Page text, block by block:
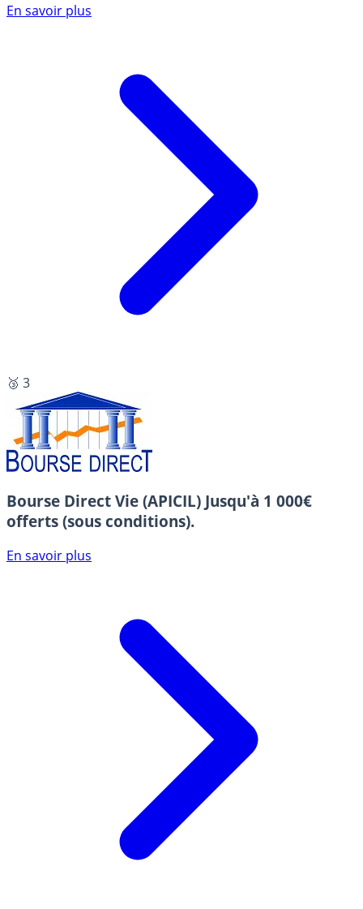
En savoir plus
🥉 3
Bourse Direct Vie (APICIL) Jusqu'à 1 000€
offerts (sous conditions).
En savoir plus